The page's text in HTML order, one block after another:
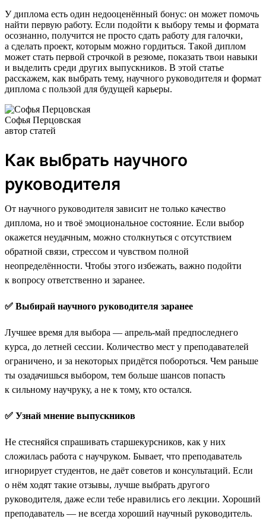
У диплома есть один недооценённый бонус: он может помочь
найти первую работу. Если подойти к выбору темы и формата
осознанно, получится не просто сдать работу для галочки,
а сделать проект, которым можно гордиться. Такой диплом
может стать первой строчкой в резюме, показать твои навыки
и выделить среди других выпускников. В этой статье
расскажем, как выбрать тему, научного руководителя и формат
диплома с пользой для будущей карьеры.
Софья Перцовская
автор статей
Как выбрать научного
руководителя
От научного руководителя зависит не только качество
диплома, но и твоё эмоциональное состояние. Если выбор
окажется неудачным, можно столкнуться с отсутствием
обратной связи, стрессом и чувством полной
неопределённости. Чтобы этого избежать, важно подойти
к вопросу ответственно и заранее.
✅ Выбирай научного руководителя заранее
Лучшее время для выбора — апрель-май предпоследнего
курса, до летней сессии. Количество мест у преподавателей
ограничено, и за некоторых придётся побороться. Чем раньше
ты озадачишься выбором, тем больше шансов попасть
к сильному научруку, а не к тому, кто остался.
✅ Узнай мнение выпускников
Не стесняйся спрашивать старшекурсников, как у них
сложилась работа с научруком. Бывает, что преподаватель
игнорирует студентов, не даёт советов и консультаций. Если
о нём ходят такие отзывы, лучше выбрать другого
руководителя, даже если тебе нравились его лекции. Хороший
преподаватель — не всегда хороший научный руководитель.